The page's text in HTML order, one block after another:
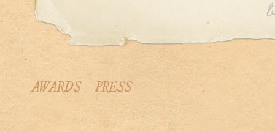
AWARDS PRESS